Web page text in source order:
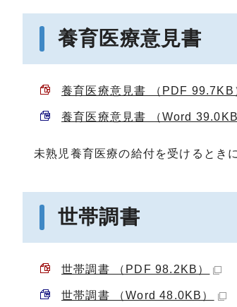
養育医療意見書
養育医療意見書 （PDF 99.7KB
養育医療意見書 （Word 39.0KB
未熟児養育医療の給付を受けるとき
世帯調書
世帯調書 （PDF 98.2KB）
世帯調書 （Word 48.0KB）